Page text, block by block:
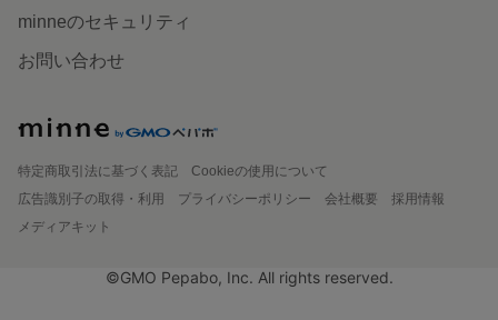
minneのセキュリティ
お問い合わせ
特定商取引法に基づく表記
Cookieの使用について
広告識別子の取得・利用
プライバシーポリシー 会社概要
採用情報
メディアキット
©GMO Pepabo, Inc. All rights reserved.